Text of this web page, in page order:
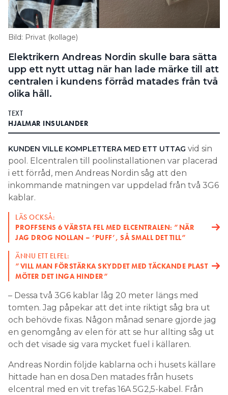
Search for:
SEARCH
Bild: Privat (kollage)
Elektrikern Andreas Nordin skulle bara sätta
upp ett nytt uttag när han lade märke till att
centralen i kundens förråd matades från två
olika håll.
TEXT
HJALMAR INSULANDER
KUNDEN VILLE KOMPLETTERA MED ETT UTTAG vid sin
pool. Elcentralen till poolinstallationen var placerad
i ett förråd, men Andreas Nordin såg att den
inkommande matningen var uppdelad från två 3G6
kablar.
LÄS OCKSÅ:
PROFFSENS 6 VÄRSTA FEL MED ELCENTRALEN: ”NÄR
JAG DROG NOLLAN – ‘PUFF’, SÅ SMALL DET TILL”
ÄNNU ETT ELFEL:
”VILL MAN FÖRSTÄRKA SKYDDET MED TÄCKANDE PLAST
MÖTER DET INGA HINDER”
– Dessa två 3G6 kablar låg 20 meter längs med
tomten. Jag påpekar att det inte riktigt såg bra ut
och behövde fixas. Någon månad senare gjorde jag
en genomgång av elen för att se hur allting såg ut
och det visade sig vara mycket fuel i källaren.
Andreas Nordin följde kablarna och i husets källare
hittade han en dosa.Den matades från husets
elcentral med en vit trefas 16A 5G2,5-kabel. Från